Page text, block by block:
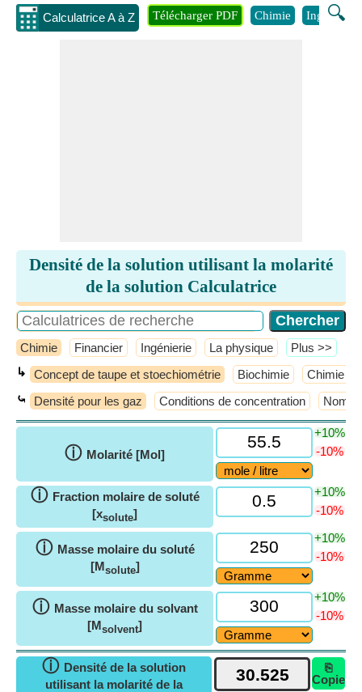
Calculatrice A à Z 🔍
Télécharger PDF Chimie Ingénierie
Densité de la solution utilisant la molarité
de la solution Calculatrice
Chimie Financier Ingénierie La physique ​Plus >>
↳ Concept de taupe et stoechiométrie Biochimie Chimie
⤿ Densité pour les gaz Conditions de concentration
ⓘ Molarité [Mol]
+10%
-10%
ⓘ Fraction molaire de soluté
[xsolute]
+10%
-10%
ⓘ Masse molaire du soluté
[Msolute]
+10%
-10%
ⓘ Masse molaire du solvant
[Msolvent]
+10%
-10%
ⓘ Densité de la solution
utilisant la molarité de la
⎘
Copie